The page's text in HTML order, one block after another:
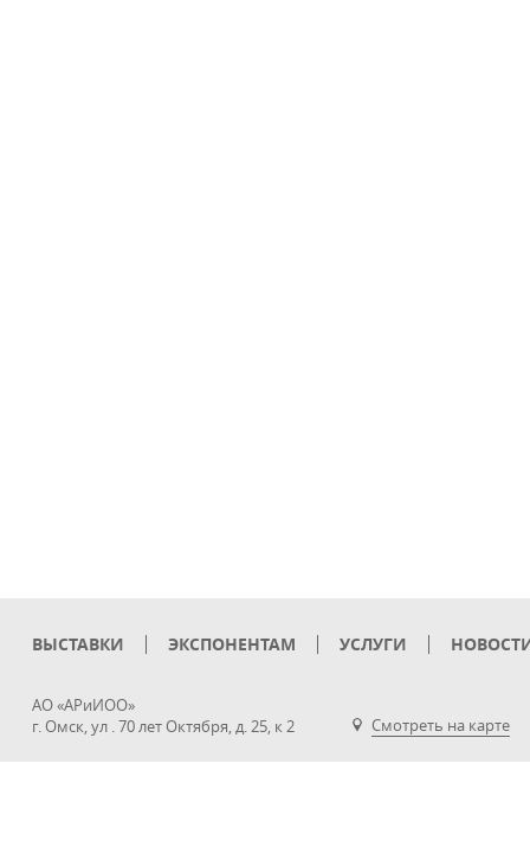
ВЫСТАВКИ ЭКСПОНЕНТАМ УСЛУГИ
АО «АРиИОО»
г. Омск, ул . 70 лет Октября, д. 25, к 2
Смотреть на карте